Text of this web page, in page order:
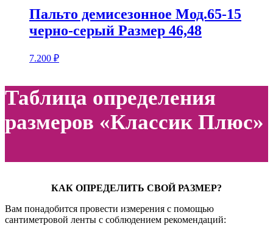
Пальто демисезонное Мод.65-15
черно-серый Размер 46,48
7.200 ₽
Таблица определения
размеров «Классик Плюс»
КАК ОПРЕДЕЛИТЬ СВОЙ РАЗМЕР?
Вам понадобится провести измерения с помощью
сантиметровой ленты с соблюдением рекомендаций: